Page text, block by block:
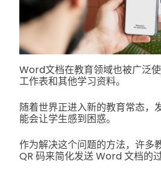
Word文档在教育领域也被广泛
工作表和其他学习资料。
随着世界正进入新的教育常态，
能会让学生感到困惑。
作为解决这个问题的方法，许多
QR 码来简化发送 Word 文档的过